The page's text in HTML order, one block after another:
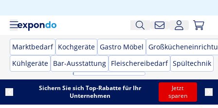
Marktbedarf Kochgeräte Gastro Möbel
Kühlgeräte Bar-Ausstattung Fleischereibedarf Spültechnik
Sichern Sie sich Top-Rabatte für Ihr
Unternehmen
Jetzt
sparen